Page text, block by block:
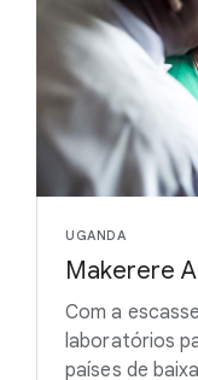
UGANDA
Makerere
Com a
laboratórios
países de